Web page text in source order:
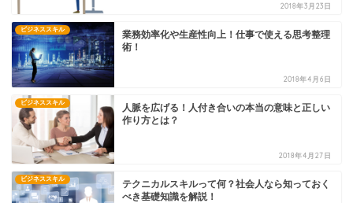
2018年3月23日
ビジネススキル
業務効率化や生産性向上！仕事で使える思考整理
術！
2018年4月6日
ビジネススキル
人脈を広げる！人付き合いの本当の意味と正しい
作り方とは？
2018年4月27日
ビジネススキル
テクニカルスキルって何？社会人なら知っておく
べき基礎知識を解説！